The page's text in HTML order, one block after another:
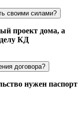
своими силами?
проект дома, а
КД
договора?
нужен паспорт